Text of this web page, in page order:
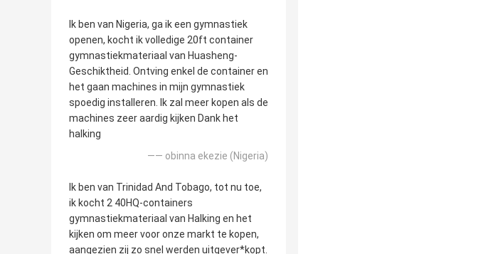
Ik ben van Nigeria, ga ik een gymnastiek
openen, kocht ik volledige 20ft container
gymnastiekmateriaal van Huasheng-
Geschiktheid. Ontving enkel de container en
het gaan machines in mijn gymnastiek
spoedig installeren. Ik zal meer kopen als de
machines zeer aardig kijken Dank het
halking
—— obinna ekezie (Nigeria)
Ik ben van Trinidad And Tobago, tot nu toe,
ik kocht 2 40HQ-containers
gymnastiekmateriaal van Halking en het
kijken om meer voor onze markt te kopen,
aangezien zij zo snel werden uitgever*kopt.